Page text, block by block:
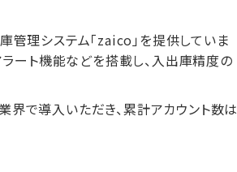
管理システム「zaico」を提供していま
ラート機能などを搭載し、入出庫精度の
で導入いただき、累計アカウント数は